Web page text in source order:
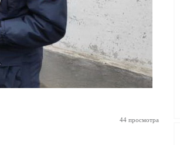
44 просмотра